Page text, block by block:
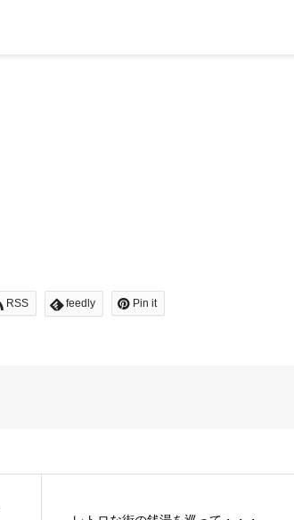
RSS feedly Pin it